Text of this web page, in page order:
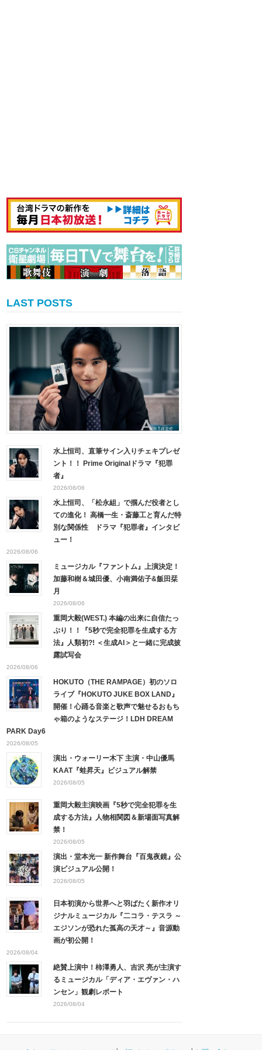
LAST POSTS
水上恒司、直筆サイン入りチェキプレゼ
ント！！ Prime Originalドラマ『犯罪
者』
2026/08/06
水上恒司、「松永組」で掴んだ役者とし
ての進化！ 高橋一生・斎藤工と育んだ特
別な関係性 ドラマ『犯罪者』インタビ
ュー！
2026/08/06
ミュージカル『ファントム』上演決定！
加藤和樹＆城田優、小南満佑子&飯田栞
月
2026/08/06
重岡大毅(WEST.) 本編の出来に自信たっ
ぷり！！『5秒で完全犯罪を生成する方
法』人類初?! ＜生成AI＞と一緒に完成披
露試写会
2026/08/06
HOKUTO（THE RAMPAGE）初のソロ
ライブ『HOKUTO JUKE BOX LAND』
開催！心踊る音楽と歌声で魅せるおもち
ゃ箱のようなステージ！LDH DREAM
PARK Day6
2026/08/05
演出・ウォーリー木下 主演・中山優馬
KAAT『蛙昇天』ビジュアル解禁
2026/08/05
重岡大毅主演映画『5秒で完全犯罪を生
成する方法』人物相関図＆新場面写真解
禁！
2026/08/05
演出・堂本光一 新作舞台『百鬼夜鏡』公
演ビジュアル公開！
2026/08/05
日本初演から世界へと羽ばたく新作オリ
ジナルミュージカル『二コラ・テスラ ～
エジソンが恐れた孤高の天才～』音源動
画が初公開！
2026/08/04
絶賛上演中！柿澤勇人、吉沢 亮が主演す
るミュージカル「ディア・エヴァン・ハ
ンセン」観劇レポート
2026/08/04